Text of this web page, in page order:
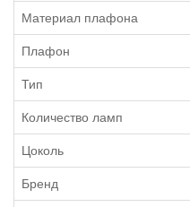
Материал плафона
Плафон
Тип
Количество ламп
Цоколь
Бренд